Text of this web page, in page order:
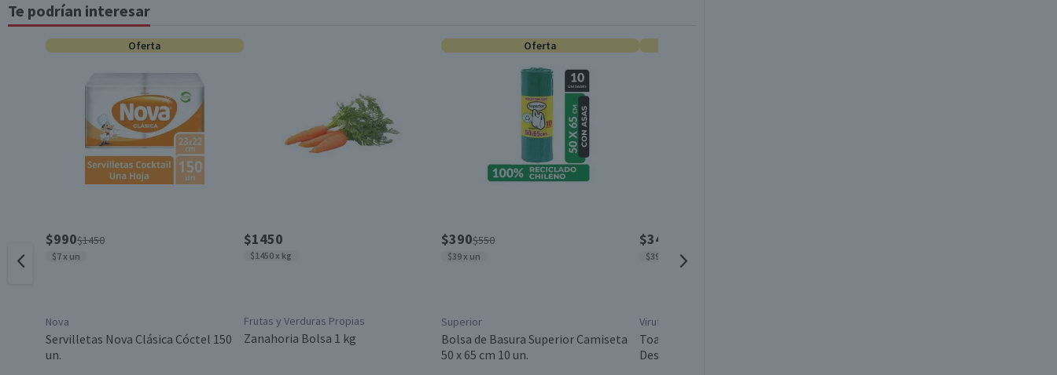
Tipo de Producto
Pack-Unitario Unitario
Contenido
Te podrían interesar
Oferta
$990$1450
$7 x un
Nova
Servilletas Nova Clásica Cóctel 150
un.
$1450
$1450 x kg
Frutas y Verduras Propias
Zanahoria Bolsa 1 kg
Oferta
$390$550
$39 x un
Superior
Bolsa de Basura Superior Camiseta
50 x 65 cm 10 un.
$3490
$39 x un
Virutex
Toallas Húmedas Virutex
Desinfectante Easy Clean 90 un.